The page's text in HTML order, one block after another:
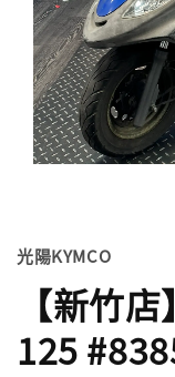
光陽KYMCO
【新竹
125